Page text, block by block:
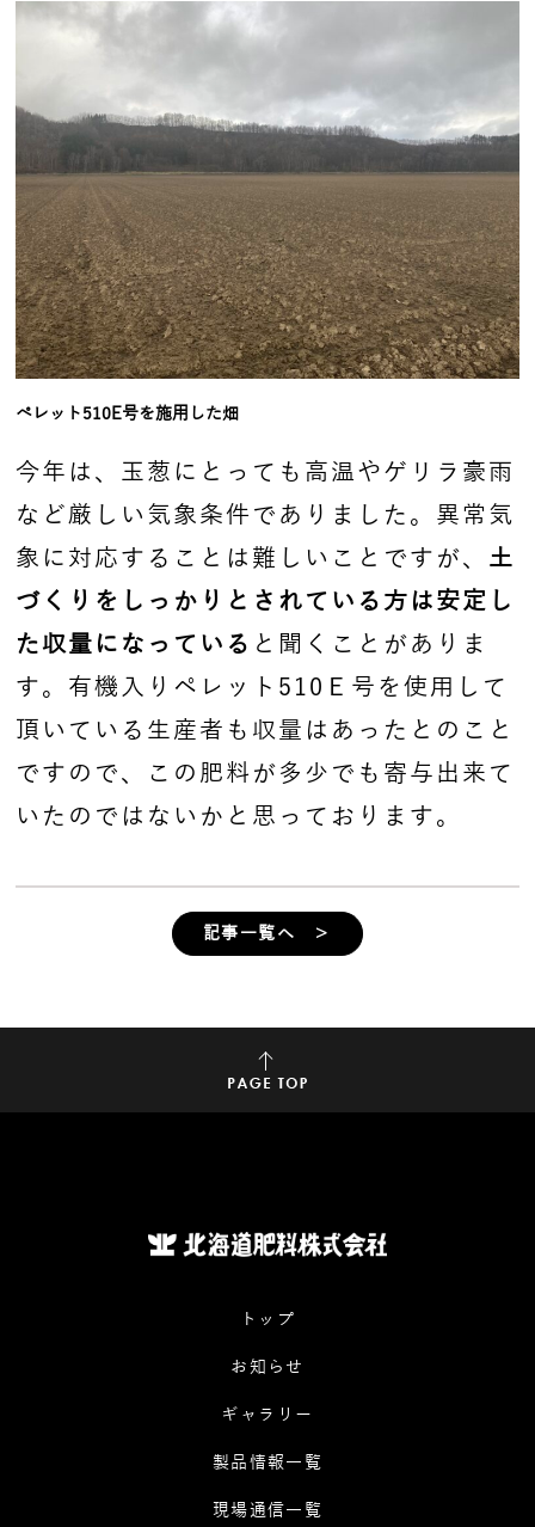
ペレット510E号を施用した畑
今年は、玉葱にとっても高温やゲリラ豪雨
など厳しい気象条件でありました。異常気
象に対応することは難しいことですが、 土
づくりをしっかりとされている方は安定し
た収量になっている と聞くことがありま
す。有機入りペレット510Ｅ号を使用して
頂いている生産者も収量はあったとのこと
ですので、この肥料が多少でも寄与出来て
いたのではないかと思っております。
記事一覧へ ＞
トップ
お知らせ
ギャラリー
製品情報一覧
現場通信一覧